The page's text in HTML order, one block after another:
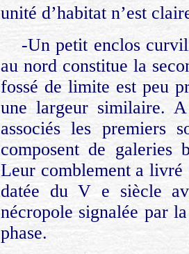
unité d’habitat n’est
-Un petit enclos
au nord constitue la
fossé de limite est peu
une largeur similaire.
associés les premiers
composent de galeries
Leur comblement a livré
datée du V e siècle
nécropole signalée par
phase.